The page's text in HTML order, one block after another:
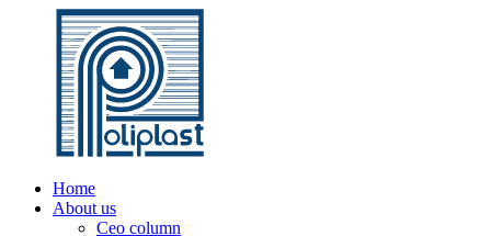
Home
About us
Ceo column